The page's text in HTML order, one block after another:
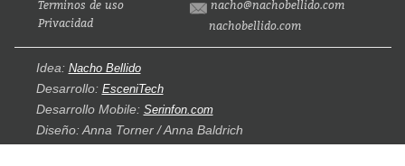
Terminos de uso
Privacidad
nacho@nachobellido.com
nachobellido.com
Idea: Nacho Bellido
Desarrollo: EsceniTech
Desarrollo Mobile: Serinfon.com
Diseño: Anna Torner / Anna Baldrich